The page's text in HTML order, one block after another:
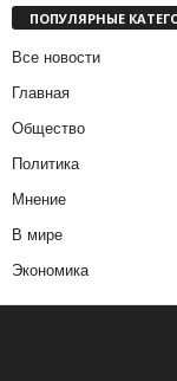
ПОПУЛЯРНЫЕ
Все новости
Главная
Общество
Политика
Мнение
В мире
Экономика